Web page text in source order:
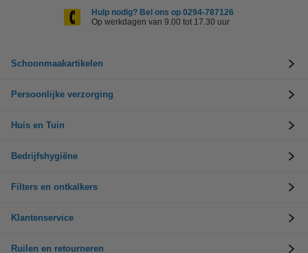
Hulp nodig? Bel ons op 0294-787126
Op werkdagen van 9.00 tot 17.30 uur
Schoonmaakartikelen
Persoonlijke verzorging
Huis en Tuin
Bedrijfshygiëne
Filters en ontkalkers
Klantenservice
Ruilen en retourneren